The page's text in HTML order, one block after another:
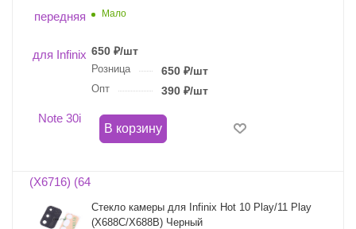
Мало
650 ₽/шт
Розница 650₽/шт
Опт 390₽/шт
В корзину
Стекло камеры для Infinix Hot 10 Play/11 Play
(X688C/X688B) Черный